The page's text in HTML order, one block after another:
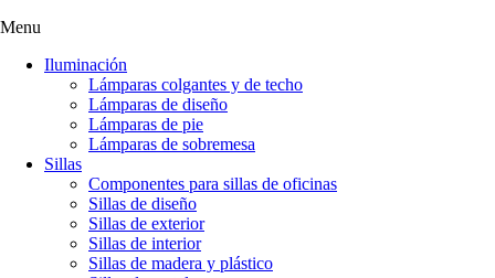
Menu
Iluminación
Lámparas colgantes y de techo
Lámparas de diseño
Lámparas de pie
Lámparas de sobremesa
Sillas
Componentes para sillas de oficinas
Sillas de diseño
Sillas de exterior
Sillas de interior
Sillas de madera y plástico